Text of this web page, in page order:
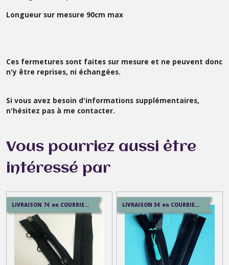
Longueur sur mesure 90cm max
Ces fermetures sont faites sur mesure et ne peuvent donc
n'y être reprises, ni échangées.
Si vous avez besoin d'informations supplémentaires,
n'hésitez pas à me contacter.
Vous pourriez aussi être
intéressé par
LIVRAISON 7€ en COURRIER SUIVI , 8.5€ en SERVICE+ , 12.9€ en COLISSIMO LIVRAISON 5€ en COURRIER SUIVI , 7.5€ en SERVICE+ , 12.9€ en COLISSIMO